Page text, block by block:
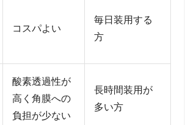
コスパよい
毎日装用する
方
酸素透過性が
高く角膜への
負担が少ない
長時間装用が
多い方